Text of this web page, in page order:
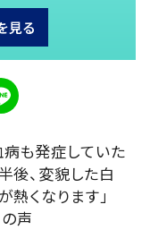
見る
も発症していた
、変貌した白
熱くなります」
の声